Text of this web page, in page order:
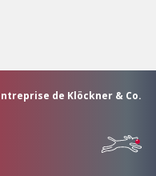
de Klöckner & Co.